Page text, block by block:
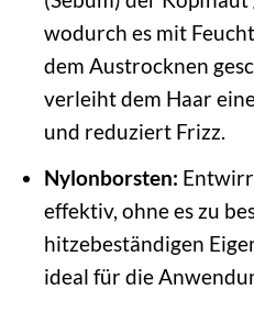
wodurch es mit
dem Austrocknen
verleiht dem Haar
und reduziert Frizz.
Nylonborsten:
effektiv, ohne es zu
hitzebeständigen
ideal für die